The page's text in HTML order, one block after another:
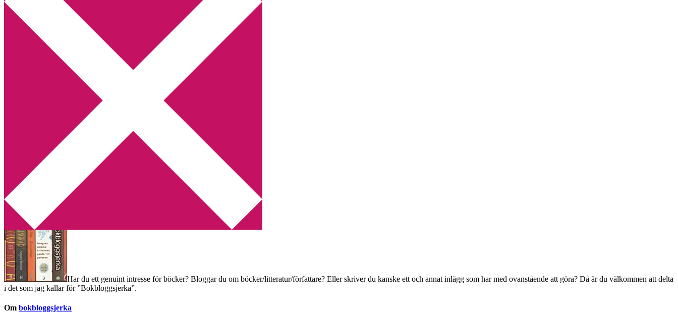
Deckare, kriminalromaner, thrillers
Hem
Boktolva
Författarfemman
Kontakt
Webbshop Amazon
Utskriftscentralen
Min tv-blogg
You are here:Home Bokbloggsjerka Bokbloggsjerka 25 – 28 februari
Bokbloggsjerka 25 – 28 februari
2011-02-25 Annika
Har du ett genuint intresse för böcker? Bloggar du om böcker/litteratur/författare? Eller skriver du kanske ett och annat inlägg som har med ovanstående att göra? Då är du välkommen att delta
i det som jag kallar för ”Bokbloggsjerka”.
Om bokbloggsjerka